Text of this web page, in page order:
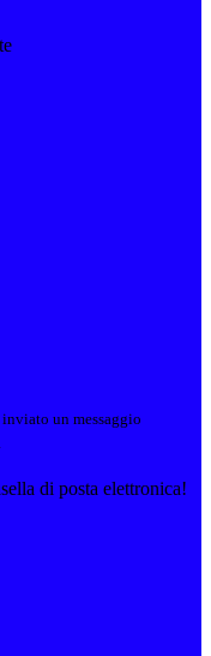
inviato un messaggio
di posta elettronica!